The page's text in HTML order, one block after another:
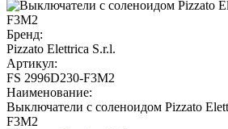
Бренд:
Pizzato Elettrica S.r.l.
Артикул:
FS 2996D230-F3M2
Наименование:
Выключатели с соленоидом Pizzato
F3M2